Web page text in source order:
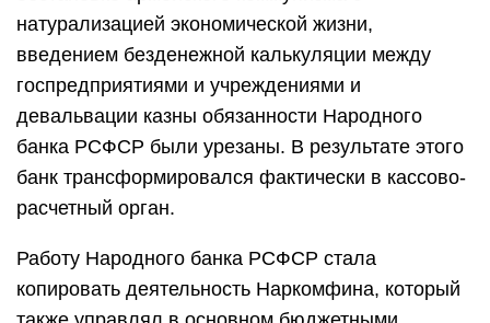
натурализацией экономической жизни,
введением безденежной калькуляции между
госпредприятиями и учреждениями и
девальвации казны обязанности Народного
банка РСФСР были урезаны. В результате этого
банк трансформировался фактически в кассово-
расчетный орган.
Работу Народного банка РСФСР стала
копировать деятельность Наркомфина, который